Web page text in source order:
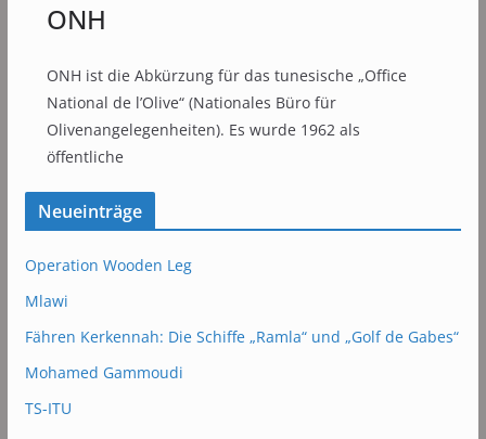
ONH
ONH ist die Abkürzung für das tunesische „Office
National de l’Olive“ (Nationales Büro für
Olivenangelegenheiten). Es wurde 1962 als
öffentliche
Neueinträge
Operation Wooden Leg
Mlawi
Fähren Kerkennah: Die Schiffe „Ramla“ und „Golf de Gabes“
Mohamed Gammoudi
TS-ITU